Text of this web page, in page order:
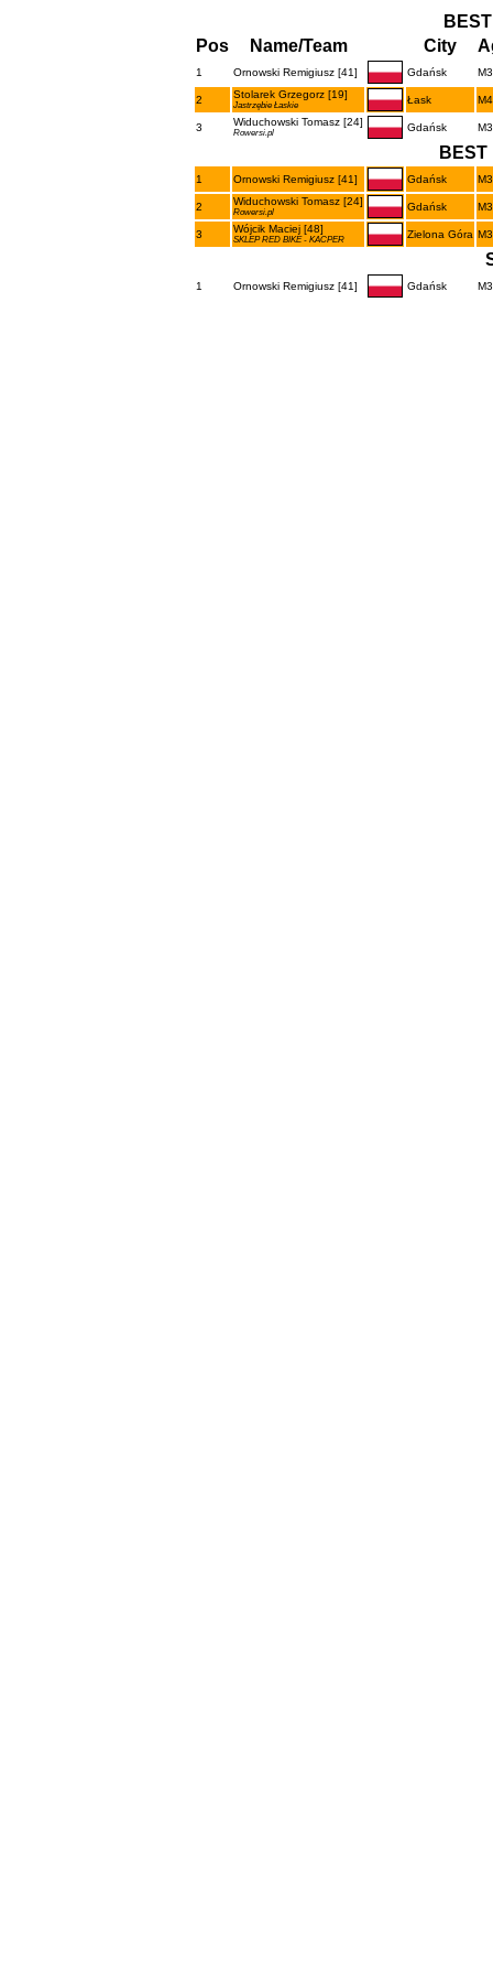
Pos
Name/Team City
1 Ornowski Remigiusz [41] Gdańsk
2 Stolarek Grzegorz [19]
Jastrzębie Łaskie Łask
3 Widuchowski Tomasz [24]
Rowersi.pl Gdańsk
BEST
1 Ornowski Remigiusz [41] Gdańsk
2 Widuchowski Tomasz [24]
Rowersi.pl Gdańsk
3 Wójcik Maciej [48]
SKLEP RED BIKE - KACPER Zielona Góra
1 Ornowski Remigiusz [41] Gdańsk